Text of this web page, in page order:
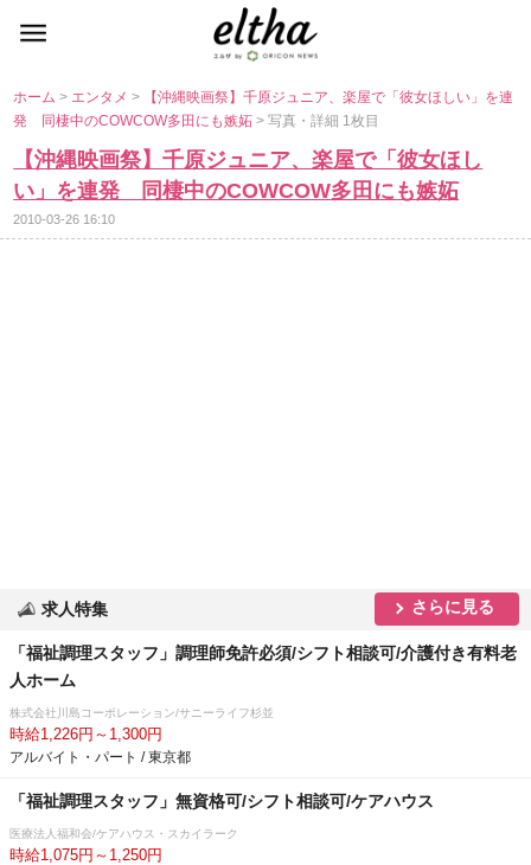
ホーム> エンタメ>
【沖縄映画祭】千原ジュニア、楽屋で「彼女ほしい」を連
発 同棲中のCOWCOW多田にも嫉妬> 写真・詳細 1枚目
【沖縄映画祭】千原ジュニア、楽屋で「彼女ほし
い」を連発 同棲中のCOWCOW多田にも嫉妬
2010-03-26 16:10
求人特集 さらに見る
「福祉調理スタッフ」調理師免許必須/シフト相談可/介護付き有料老
人ホーム
株式会社川島コーポレーション/サニーライフ杉並
時給1,226円～1,300円
アルバイト・パート / 東京都
「福祉調理スタッフ」無資格可/シフト相談可/ケアハウス
医療法人福和会/ケアハウス・スカイラーク
時給1,075円～1,250円